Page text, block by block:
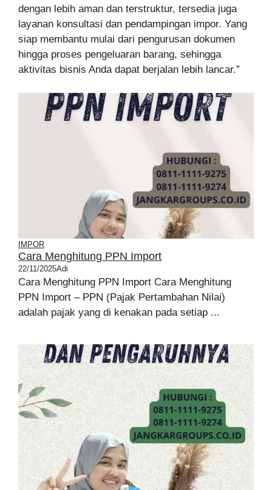
dengan lebih aman dan terstruktur, tersedia juga
layanan konsultasi dan pendampingan impor. Yang
siap membantu mulai dari pengurusan dokumen
hingga proses pengeluaran barang, sehingga
aktivitas bisnis Anda dapat berjalan lebih lancar.”
IMPOR
Cara Menghitung PPN Import
22/11/2025Adi
Cara Menghitung PPN Import Cara Menghitung
PPN Import – PPN (Pajak Pertambahan Nilai)
adalah pajak yang di kenakan pada setiap ...